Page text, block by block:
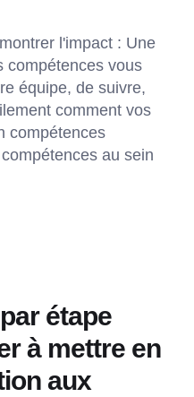
l'impact : Une
compétences vous
équipe, de suivre,
comment vos
compétences
au sein
étape
à mettre en
aux